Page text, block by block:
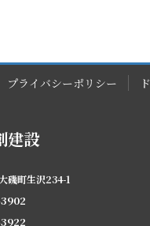
プライバシーポリシー
建設
磯町生沢234-1